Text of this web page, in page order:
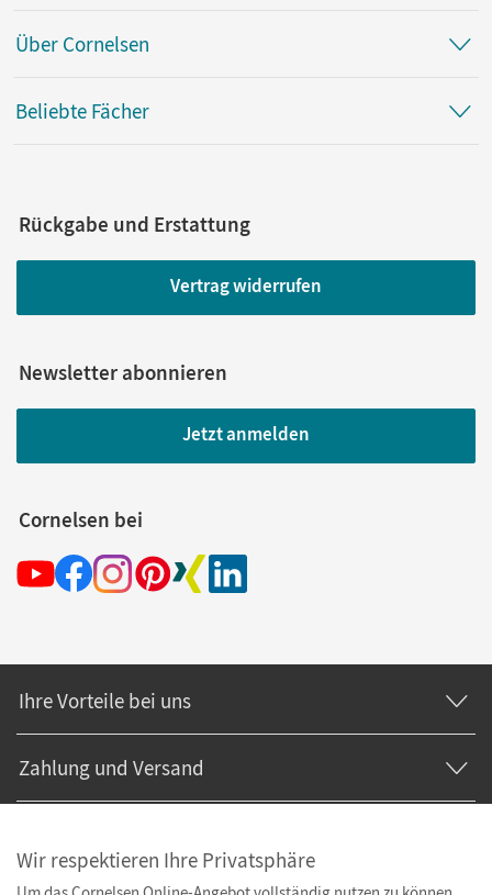
Über Cornelsen
Beliebte Fächer
Rückgabe und Erstattung
Vertrag widerrufen
Newsletter abonnieren
Jetzt anmelden
Cornelsen bei
Ihre Vorteile bei uns
Zahlung und Versand
Wir respektieren Ihre Privatsphäre